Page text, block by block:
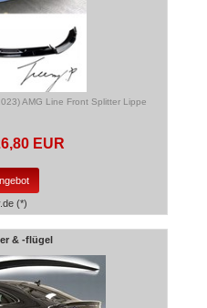
AMG Line Front Splitter Lippe
EUR
(*)
& -flügel